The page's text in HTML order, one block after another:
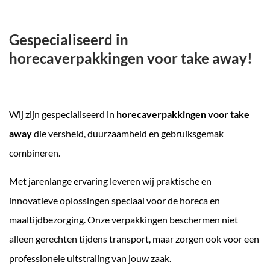
Gespecialiseerd in
horecaverpakkingen voor take away!
Wij zijn gespecialiseerd in horecaverpakkingen voor take
awaydie versheid, duurzaamheid en gebruiksgemak
combineren.
Met jarenlange ervaring leveren wij praktische en
innovatieve oplossingen speciaal voor de horeca en
maaltijdbezorging. Onze verpakkingen beschermen niet
alleen gerechten tijdens transport, maar zorgen ook voor een
professionele uitstraling van jouw zaak.